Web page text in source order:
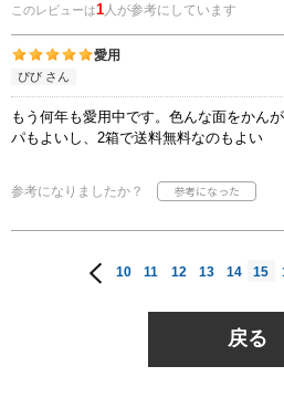
このレビューは1人が参考にしています
愛用
ぴび さん
もう何年も愛用中です。色んな面をかん
パもよいし、2箱で送料無料なのもよい
参考になりましたか？
10 11 12 13 14 15
戻る